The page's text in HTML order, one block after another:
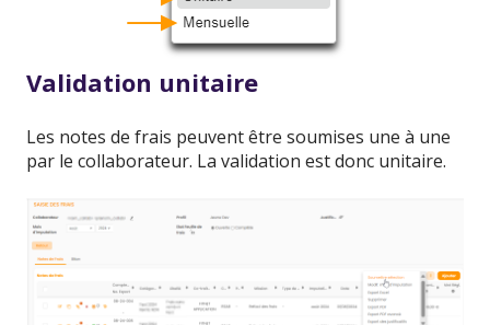
Validation unitaire
Les notes de frais peuvent être soumises une à une
par le collaborateur. La validation est donc unitaire.